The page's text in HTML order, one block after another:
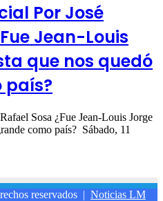
Por José
Jean-Louis
que nos quedó
país?
Sosa ¿Fue Jean-Louis Jorge
como país? Sábado, 11
reservados | Noticias LM